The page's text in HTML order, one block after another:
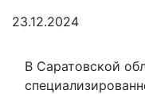
23.12.2024
В Саратовской